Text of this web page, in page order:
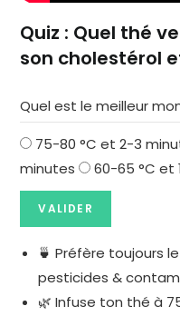
Quiz : Quel thé
son cholestérol
Quel est le meilleur
75-80 °C et 2-3
minutes
60-65 °C et
VALIDER
🍵 Préfère toujours
pesticides &
🌿 Infuse ton thé à